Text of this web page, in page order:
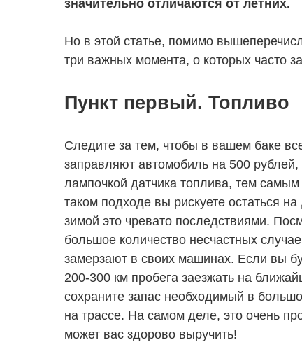
значительно отличаются от летних.
Но в этой статье, помимо
три важных момента, о которых часто
Пункт первый. Топливо
Следите за тем, чтобы в вашем баке
заправляют автомобиль на 500
лампочкой датчика топлива, тем
таком подходе вы рискуете остаться
зимой это чревато последствиями.
большое количество несчастных
замерзают в своих машинах. Если вы
200-300 км пробега заезжать на
сохраните запас необходимый в
на трассе. На самом деле, это очень
может вас здорово выручить!